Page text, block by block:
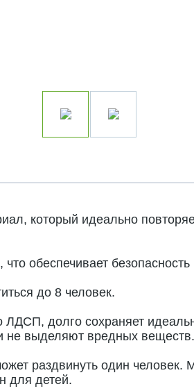
который идеально
обеспечивает
до 8 человек.
долго сохраняет
не выделяют вредных веществ.
раздвинуть один
для детей.